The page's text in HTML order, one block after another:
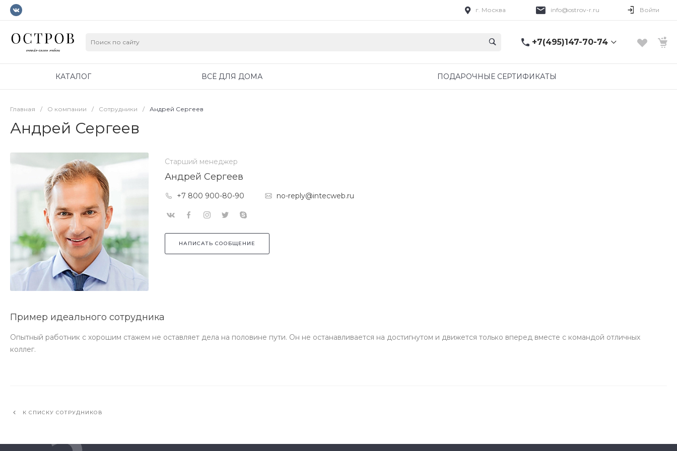
г. Москва info@ostrov-r.ru Войти
+7(495)147-70-74
+7(495)147-70-74
КАТАЛОГ ВСЁ ДЛЯ ДОМА ПОДАРОЧНЫЕ СЕРТИФИКАТЫ
Главная / О компании / Сотрудники / Андрей Сергеев
Андрей Сергеев
Старший менеджер
Андрей Сергеев
+7 800 900-80-90 no-reply@intecweb.ru
НАПИСАТЬ СООБЩЕНИЕ
Пример идеального сотрудника
Опытный работник с хорошим стажем не оставляет дела на половине пути. Он не останавливается на достигнутом и движется только вперед вместе с командой отличных
коллег.
К СПИСКУ СОТРУДНИКОВ